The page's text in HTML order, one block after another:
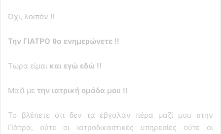
Όχι, λοιπόν !!
Την ΓΙΑΤΡΟ θα ενημερώνετε !!
Τώρα είμαι και εγώ εδώ !!
Μαζί με την ιατρική ομάδα μου !!
Το βλέπετε ότι δεν τα έβγαλαν πέρα μαζί μου στην
Πάτρα, ούτε οι ιατροδικαστικές υπηρεσίες ούτε οι